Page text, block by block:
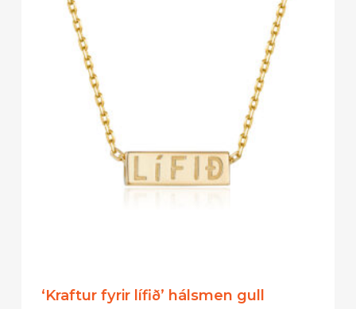
‘Kraftur fyrir lífið’ hálsmen gull